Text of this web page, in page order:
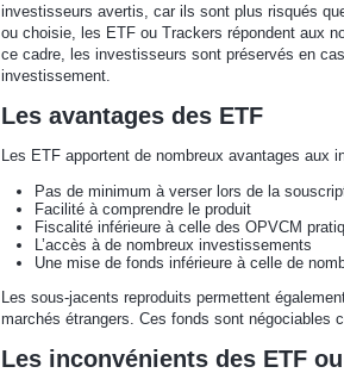
investisseurs avertis, car ils sont plus risqués
ou choisie, les ETF ou Trackers répondent aux
ce cadre, les investisseurs sont préservés en
investissement.
Les avantages des ETF
Les ETF apportent de nombreux avantages aux
Pas de minimum à verser lors de la
Facilité à comprendre le produit
Fiscalité inférieure à celle des OPVCM
L’accès à de nombreux investissements
Une mise de fonds inférieure à celle de
Les sous-jacents reproduits permettent
marchés étrangers. Ces fonds sont négociables
Les inconvénients des ETF